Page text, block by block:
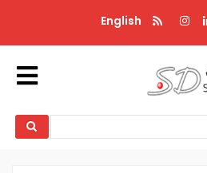
English